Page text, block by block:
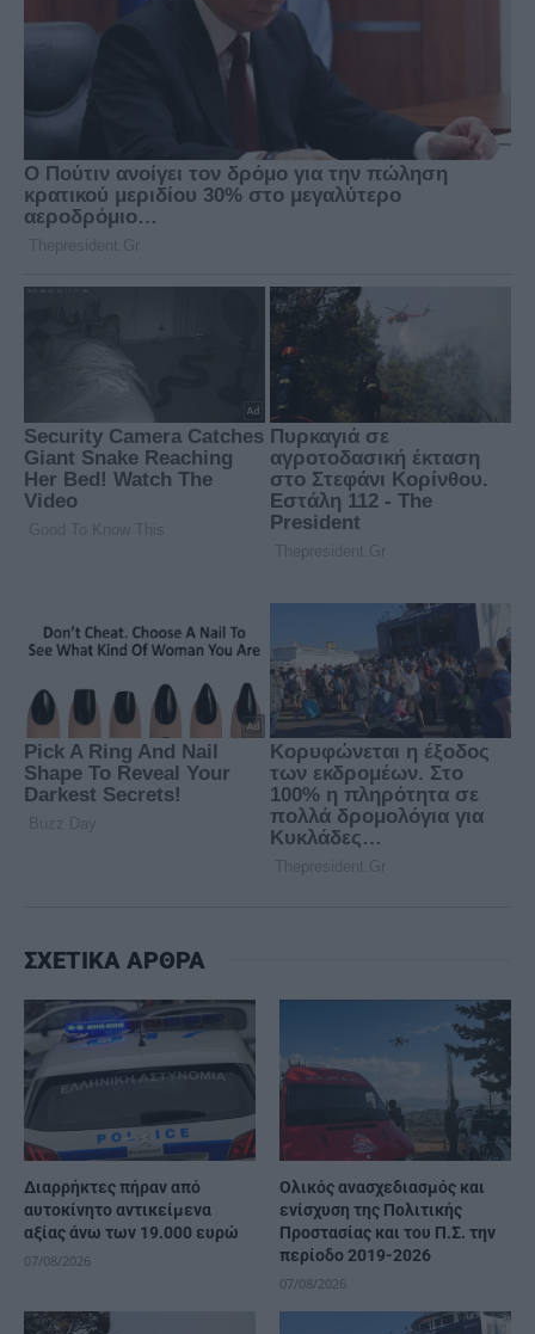
ΣΧΕΤΙΚΑ ΑΡΘΡΑ
Διαρρήκτες πήραν από
αυτοκίνητο αντικείμενα
αξίας άνω των 19.000 ευρώ
07/08/2026
Ολικός ανασχεδιασμός και
ενίσχυση της Πολιτικής
Προστασίας και του Π.Σ. την
περίοδο 2019-2026
07/08/2026